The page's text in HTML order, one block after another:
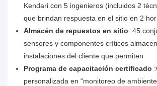
Kendari con 5 ingenieros (incluidos 2
que brindan respuesta en el sitio en 2
Almacén de repuestos en sitio :45
sensores y componentes críticos
instalaciones del cliente que permiten
Programa de capacitación certificado
personalizada en “monitoreo de